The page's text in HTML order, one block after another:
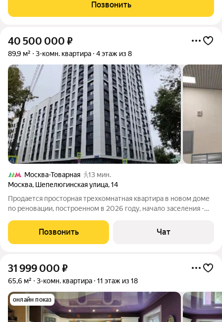
50 см, что позволяет сохранять тепло
Позвонить
40 500 000 ₽
89,9 м² 3-комн. квартира 4 этаж из 8
Москва-Товарная
13 мин.
Москва, Шепелюгинская улица,14
Продается просторная трехкомнатная квартира в новом доме
по реновации, построенном в 2026 году, начало заселения -
этажей. Квартира находится в малоэтажной секции на 4 этаже.
О квартире: - общая
Позвонить Чат
31 999 000 ₽
65,6 м² 3-комн. квартира 11 этаж из 18
онлайн показ